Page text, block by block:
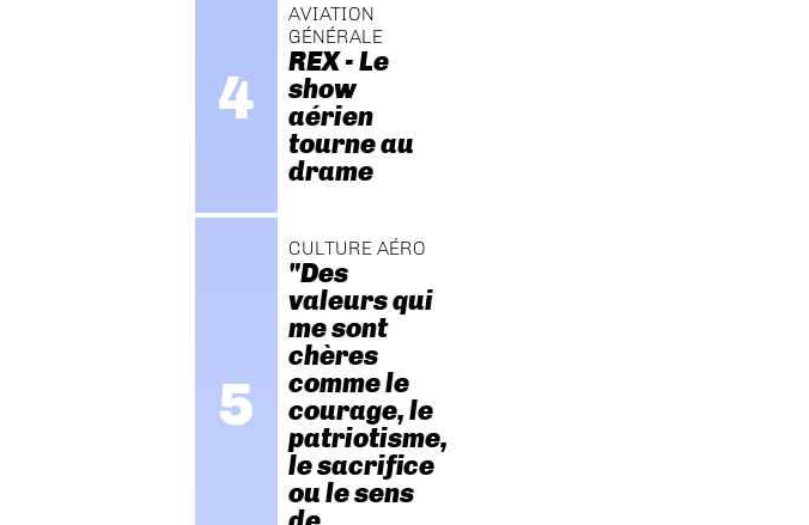
AVIATION
GÉNÉRALE
REX - Le
show
aérien
tourne au
drame
CULTURE AÉRO
"Des
valeurs qui
me sont
chères
comme le
courage, le
patriotisme,
le sacrifice
ou le sens